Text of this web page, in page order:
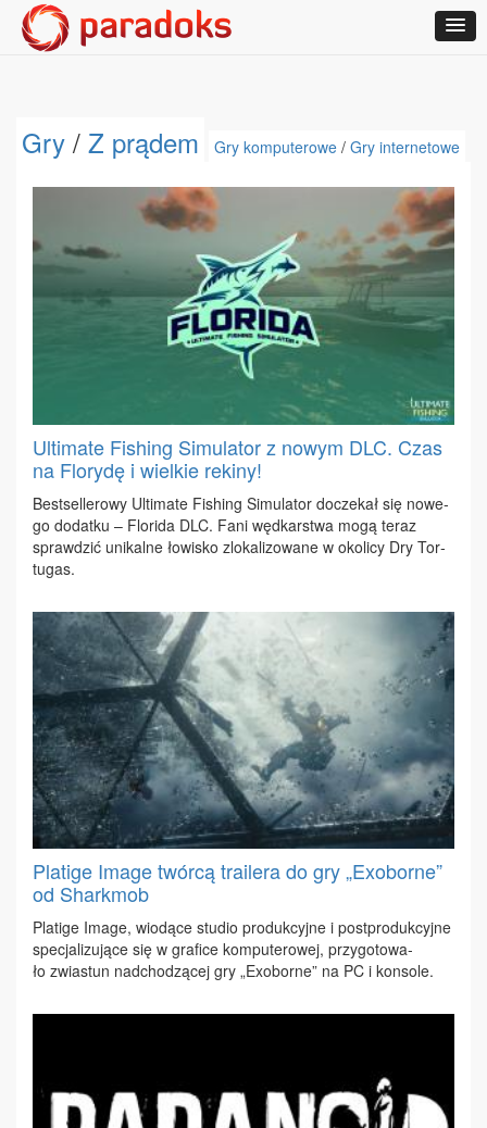
Gry / Z prądem Gry komputerowe / Gry internetowe
Ultimate Fishing Simulator z nowym DLC. Czas
na Florydę i wielkie rekiny!
Be­st­sel­le­ro­wy Ul­ti­ma­te Fi­shing Si­mu­la­tor do­cze­kał się no­we­
go do­dat­ku – Flo­ri­da DLC. Fa­ni węd­kar­stwa mo­gą te­raz
spraw­dzić uni­kal­ne ło­wi­sko zlo­ka­li­zo­wa­ne w oko­li­cy Dry Tor­
tu­gas.
Platige Image twórcą trailera do gry „Exoborne”
od Sharkmob
Pla­ti­ge Ima­ge, wio­dą­ce stu­dio pro­duk­cyj­ne i post­pro­duk­cyj­ne
spe­cja­li­zu­ją­ce się w gra­fi­ce kom­pu­te­ro­wej, przy­go­to­wa­
ło zwia­stun nad­cho­dzą­cej gry „Exo­bor­ne” na PC i kon­so­le.